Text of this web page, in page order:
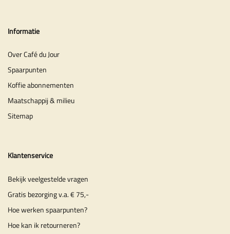
Informatie
Over Café du Jour
Spaarpunten
Koffie abonnementen
Maatschappij & milieu
Sitemap
Klantenservice
Bekijk veelgestelde vragen
Gratis bezorging v.a. € 75,-
Hoe werken spaarpunten?
Hoe kan ik retourneren?